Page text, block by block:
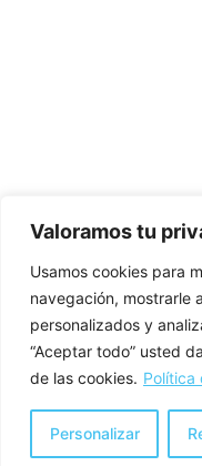
Valoramos tu
Usamos cookies para
navegación, mostrarle
personalizados y
“Aceptar todo” usted
de las cookies. Política
Personalizar